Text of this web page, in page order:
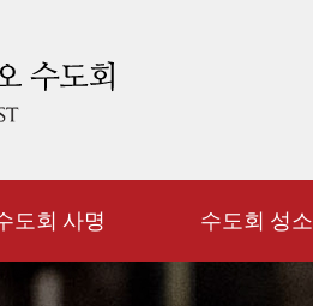
도회 사명 수도회 성소